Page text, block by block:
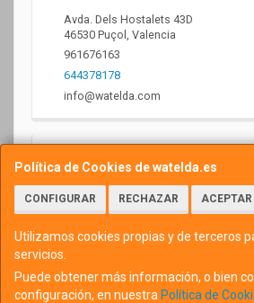
Política de Cookies de watelda.es
CONFIGURAR RECHAZAR
Utilizamos cookies propias y de terceros
servicios.
Puede obtener más información, o bien
configuración, en nuestra Política de
Avda. Dels Hostalets 43D
46530 Puçol , Valencia
961676163
644378178
info@watelda.com
10 a 13,30h y de 17,30 a 20,30h